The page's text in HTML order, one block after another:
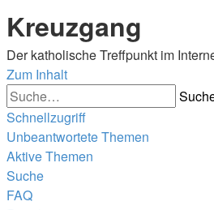
Kreuzgang
Der katholische Treffpunkt im
Zum Inhalt
Schnellzugriff
Unbeantwortete Themen
Aktive Themen
Suche
FAQ